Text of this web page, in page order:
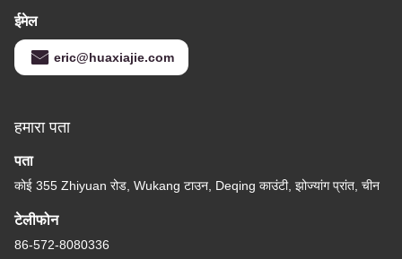
ईमेल
eric@huaxiajie.com
हमारा पता
पता
कोई 355 Zhiyuan रोड, Wukang टाउन, Deqing काउंटी, झोज्यांग प्रांत, चीन
टेलीफोन
86-572-8080336